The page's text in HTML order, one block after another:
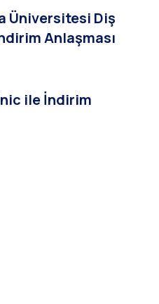
Üniversitesi Diş
Anlaşması
ile İndirim